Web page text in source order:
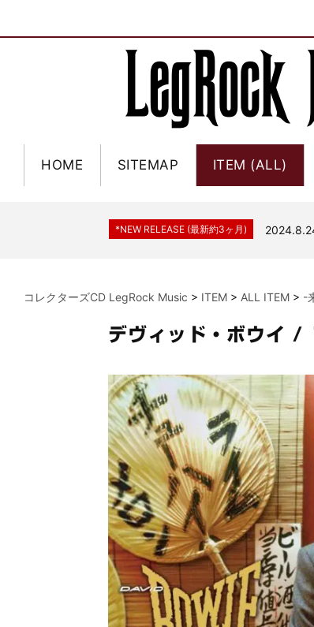
HOME SITEMAP ITEM (ALL)
*NEW RELEASE (最新約3ヶ月) 2024.6.9
*NEW RELEASE (最新約3ヶ月) 2024.11.9
*NEW RELEASE (最新約3ヶ月)
2024.6.24
*NEW RELEASE (最新約3ヶ月) 2024.6.9
*NEW RELEASE (最新約3ヶ月) 2024.6.9
*NEW RELEASE (最新約3ヶ月) 2024.6.9
*NEW RELEASE (最新約3ヶ月) 2024.11.9
*NEW RELEASE (最新約3ヶ月) 2024.8.24
*NEW RELEASE (最新約3ヶ月) 2024.6.24
*NEW RELEASE (最新約3ヶ月)
2024.6.24
リアム・
*NEW RELEASE (最新約3ヶ月) 2024.6.24
*NEW RELEASE (最新約3ヶ月)
*NEW RELEASE (最新約3ヶ月) 2024.6.9
*NEW RELEASE (最新約3ヶ月) 2024.6.9
*NEW RELEASE (最新約3ヶ月) 2024.6.9
*NEW RELEASE (最新約3ヶ月)
コレクターズCD LegRock Music > ITEM > ALL ITEM > -
デヴィッド・ボウイ